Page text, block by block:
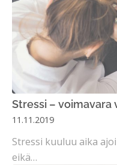
Stressi – voimavara
11.11.2019
Stressi kuuluu aika
eikä…